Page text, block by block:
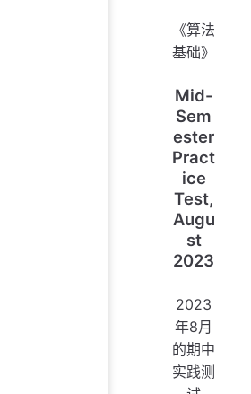
《算法
基础》
Mid-
Sem
ester
Pract
ice
Test,
Augu
st
2023
2023
年8月
的期中
实践测